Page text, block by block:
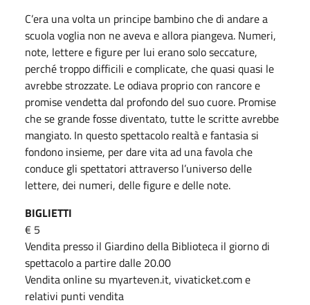
C’era una volta un principe bambino che di andare a
scuola voglia non ne aveva e allora piangeva. Numeri,
note, lettere e figure per lui erano solo seccature,
perché troppo difficili e complicate, che quasi quasi le
avrebbe strozzate. Le odiava proprio con rancore e
promise vendetta dal profondo del suo cuore. Promise
che se grande fosse diventato, tutte le scritte avrebbe
mangiato. In questo spettacolo realtà e fantasia si
fondono insieme, per dare vita ad una favola che
conduce gli spettatori attraverso l’universo delle
lettere, dei numeri, delle figure e delle note.
BIGLIETTI
€ 5
Vendita presso il Giardino della Biblioteca il giorno di
spettacolo a partire dalle 20.00
Vendita online su myarteven.it, vivaticket.com e
relativi punti vendita